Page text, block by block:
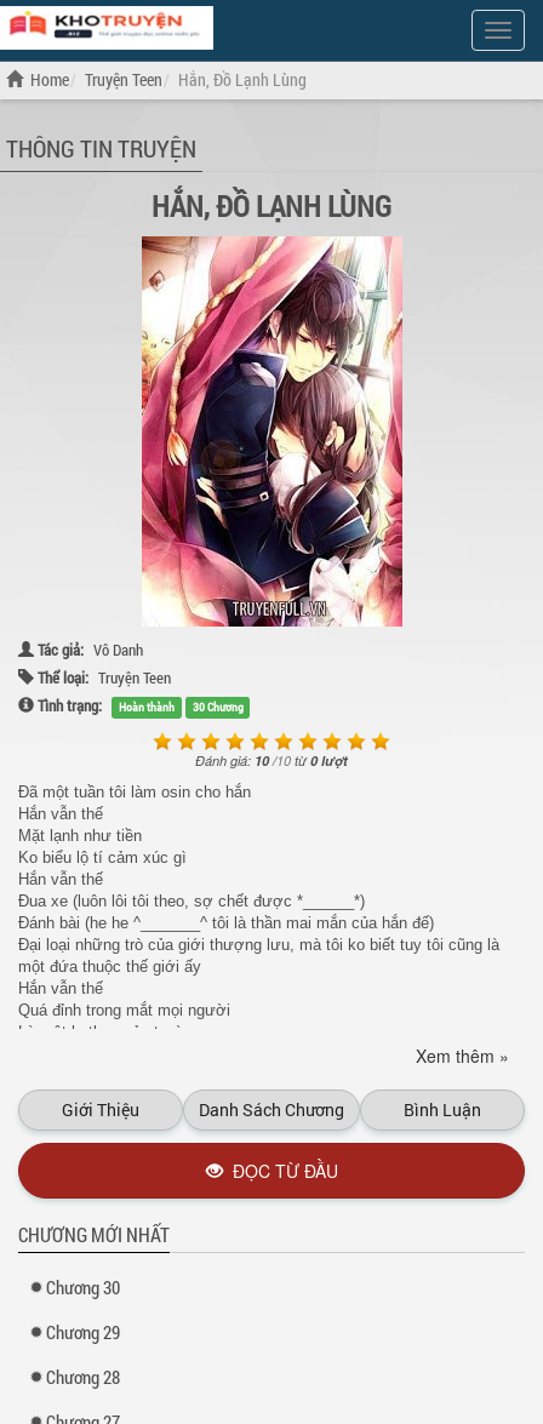
Show
Menu
Home Truyện Teen Hắn, Đồ Lạnh Lùng
THÔNG TIN TRUYỆN
HẮN, ĐỒ LẠNH LÙNG
Tác giả: Vô Danh
Thể loại: Truyện Teen
Tình trạng:
Hoàn thành 30 Chương
Đánh giá: 10/10 từ0 lượt
Đã một tuần tôi làm osin cho hắn
Hắn vẫn thế
Mặt lạnh như tiền
Ko biểu lộ tí cảm xúc gì
Hắn vẫn thế
Đua xe (luôn lôi tôi theo, sợ chết được *______*)
Đánh bài (he he ^_______^ tôi là thần mai mắn của hắn đế)
Đại loại những trò của giới thượng lưu, mà tôi ko biết tuy tôi cũng là
một đứa thuộc thế giới ấy
Hắn vẫn thế
Quá đỉnh trong mắt mọi người
Là một hotboy của trường
Còn tôi
Vẫn là một con nhỏ hỏng biết gì cứ như một đứa trẻ vậy
Xem thêm tại :
Xem thêm »
Giới Thiệu Danh Sách Chương Bình Luận
ĐỌC TỪ ĐẦU
CHƯƠNG MỚI NHẤT
Chương 30
Chương 29
Chương 28